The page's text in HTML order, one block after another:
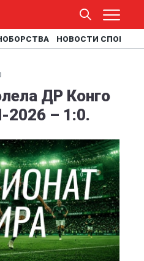
НОВОСТИ СПОРТА
ДР Конго
– 1:0.